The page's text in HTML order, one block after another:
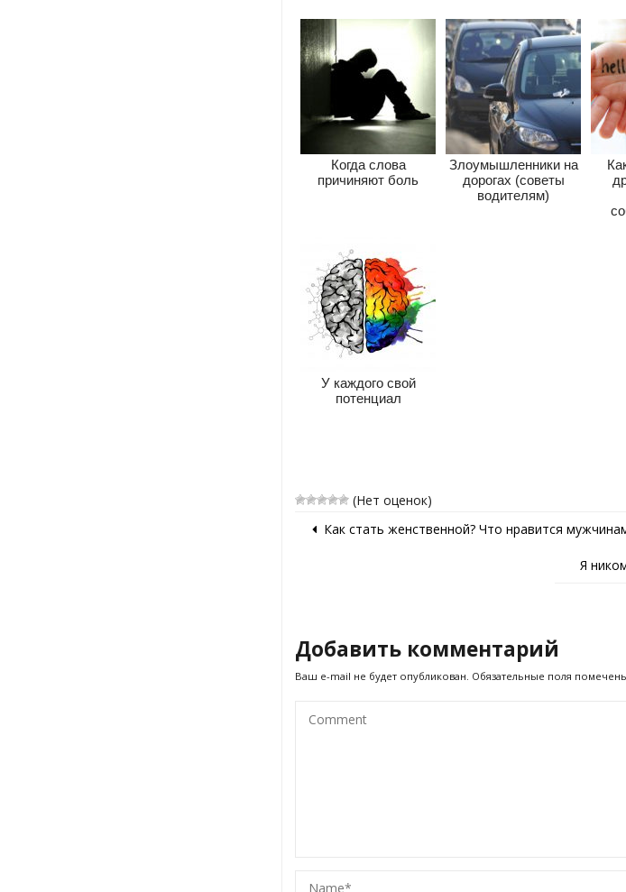
Когда слова
причиняют боль
Злоумышленники на
дорогах (советы
водителям)
У каждого свой
потенциал
(Нет оценок)
Как стать женственной? Что нравится
Я
Добавить комментарий
Ваш e-mail не будет опубликован. Обязательные поля